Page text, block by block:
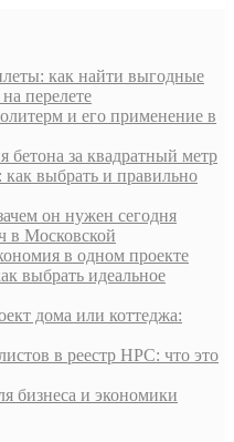
как найти выгодные
перелете
и его применение в
бетона за квадратный метр
как выбрать и правильно
он нужен сегодня
в Московской
в одном проекте
выбрать идеальное
дома или коттеджа:
в реестр НРС: что это
бизнеса и экономики